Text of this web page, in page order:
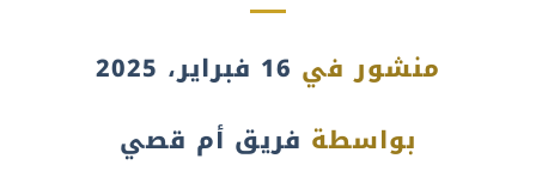
منشور في 16 فبراير، 2025
بواسطة فريق أم قصي